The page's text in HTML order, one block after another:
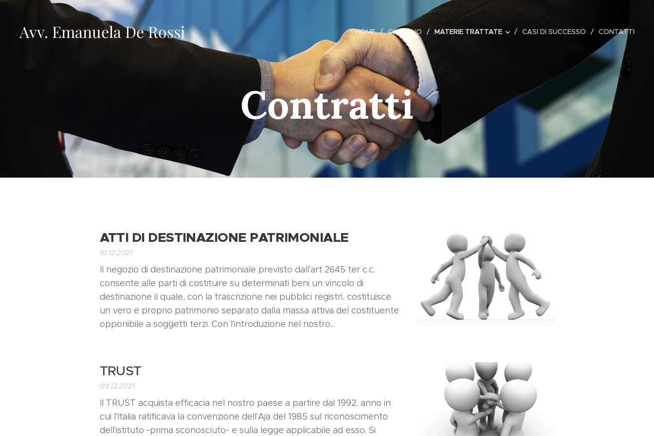
Avv. Emanuela De Rossi HOME CHI SONO MATERIE TRATTATE CASI DI SUCCESSO CONTATTI
Contratti
ATTI DI DESTINAZIONE PATRIMONIALE
10.12.2021
Il negozio di destinazione patrimoniale previsto dall'art 2645 ter c.c.
consente alle parti di costituire su determinati beni un vincolo di
destinazione il quale, con la trascrizione nei pubblici registri, costituisce
un vero e proprio patrimonio separato dalla massa attiva del costituente
opponibile a soggetti terzi. Con l'introduzione nel nostro...
TRUST
09.12.2021
Il TRUST acquista efficacia nel nostro paese a partire dal 1992, anno in
cui l'Italia ratificava la convenzione dell'Aja del 1985 sul riconoscimento
dell'istituto -prima sconosciuto- e sulla legge applicabile ad esso. Si